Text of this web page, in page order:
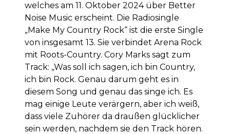
welches am 11. Oktober 2024 über Better
Noise Music erscheint. Die Radiosingle
„Make My Country Rock“ ist die erste Single
von insgesamt 13. Sie verbindet Arena Rock
mit Roots-Country. Cory Marks sagt zum
Track: „Was soll ich sagen, ich bin Country,
ich bin Rock. Genau darum geht es in
diesem Song und genau das singe ich. Es
mag einige Leute verärgern, aber ich weiß,
dass viele Zuhörer da draußen glücklicher
sein werden, nachdem sie den Track hören.